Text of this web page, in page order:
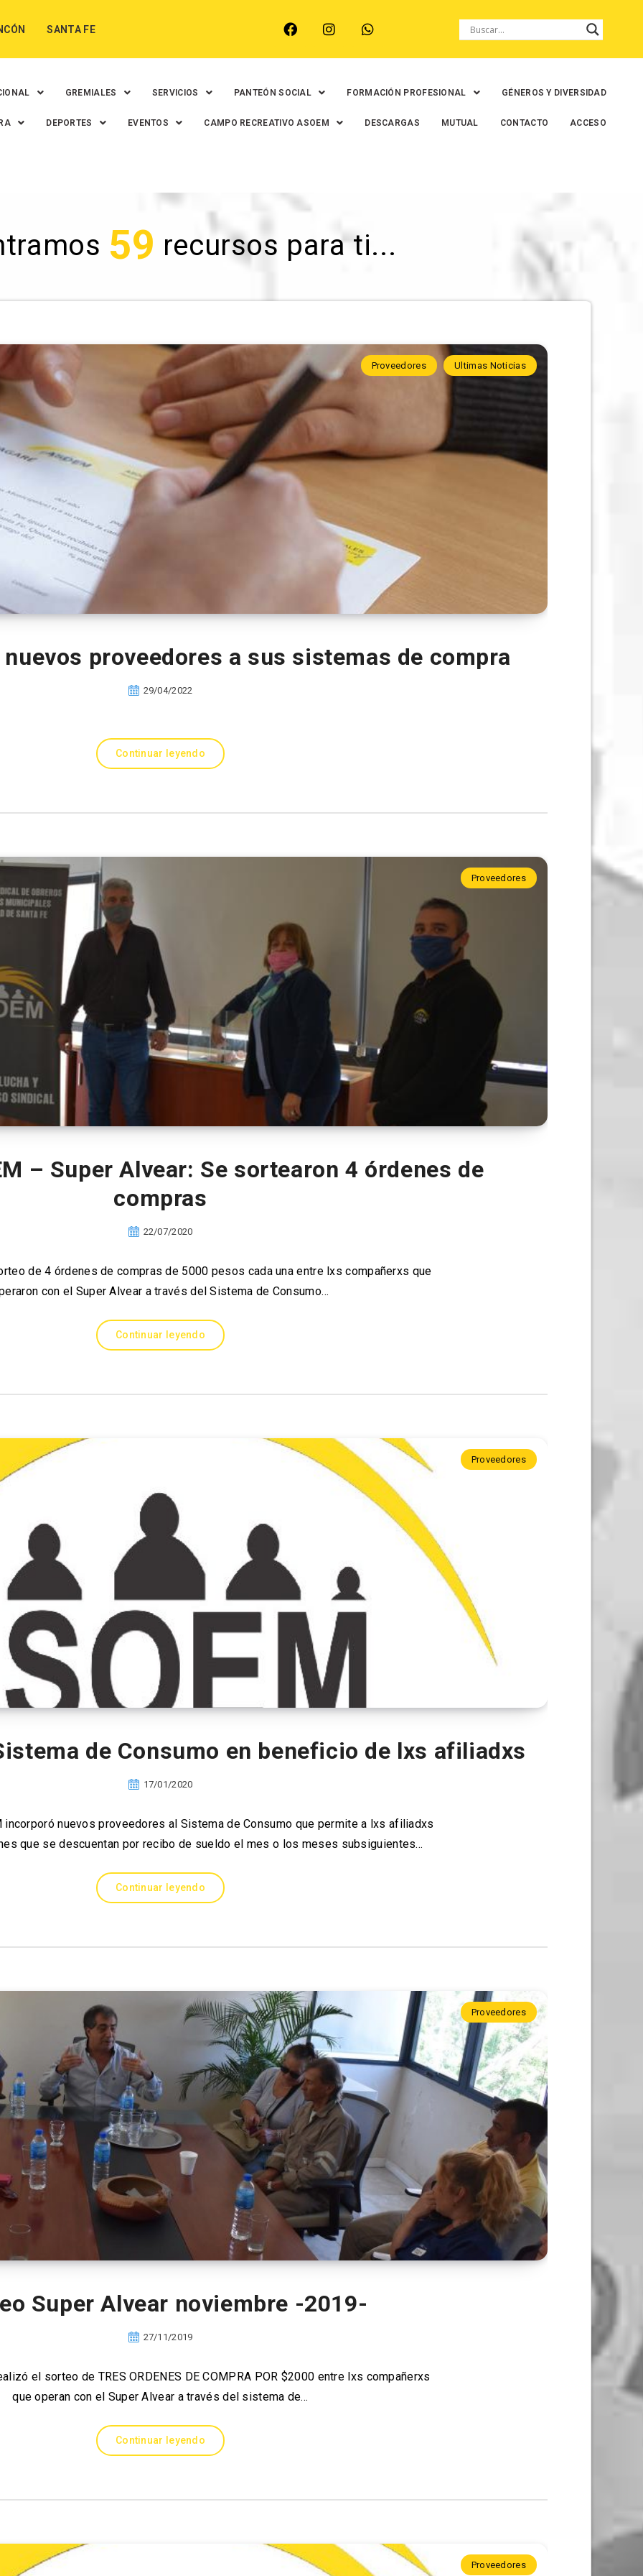
SANTA FE
GREMIALES SERVICIOS PANTEÓN SOCIAL FORMACIÓN PROFESIONAL GÉNEROS Y DIVERSIDAD
DEPORTES EVENTOS CAMPO RECREATIVO ASOEM DESCARGAS MUTUAL CONTACTO ACCESO
59 recursos para ti...
Proveedores Ultimas Noticias
proveedores a sus sistemas de compra
29/04/2022
Continuar leyendo
Proveedores
– Super Alvear: Se sortearon 4 órdenes de
compras
22/07/2020
de 4 órdenes de compras de 5000 pesos cada una entre lxs compañerxs que
con el Super Alvear a través del Sistema de Consumo…
Continuar leyendo
Proveedores
de Consumo en beneficio de lxs afiliadxs
17/01/2020
incorporó nuevos proveedores al Sistema de Consumo que permite a lxs afiliadxs
que se descuentan por recibo de sueldo el mes o los meses subsiguientes…
Continuar leyendo
Proveedores
Super Alvear noviembre -2019-
27/11/2019
el sorteo de TRES ORDENES DE COMPRA POR $2000 entre lxs compañerxs
que operan con el Super Alvear a través del sistema de…
Continuar leyendo
Proveedores